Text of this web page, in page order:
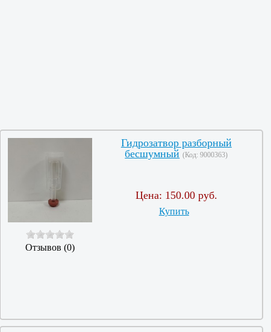
Отзывов (0)
Гидрозатвор разборный
бесшумный (Код:9000363)
Цена: 150.00 руб.
Купить